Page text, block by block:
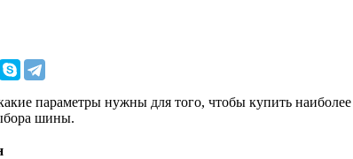
параметры нужны для того, чтобы купить
шины.